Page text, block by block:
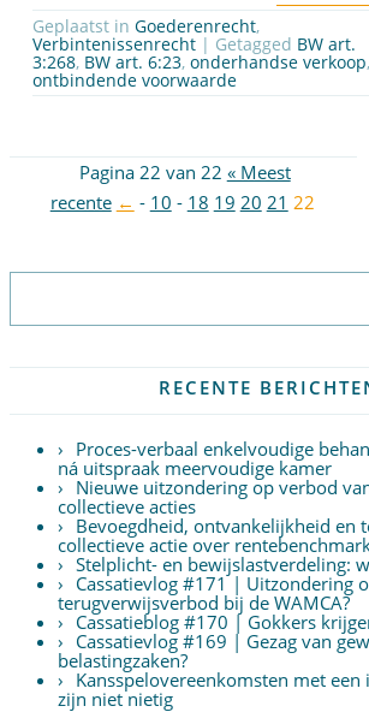
Geplaatst in Goederenrecht,
Verbintenissenrecht | Getagged BW art.
3:268, BW art. 6:23, onderhandse verkoop,
ontbindende voorwaarde
Pagina 22 van 22 « Meest
recente ← - 10 - 18 19 20 21 22
RECENTE
Proces-verbaal enkelvoudige
ná uitspraak meervoudige kamer
Nieuwe uitzondering op verbod
collectieve acties
Bevoegdheid, ontvankelijkheid en
collectieve actie over
Stelplicht- en bewijslastverdeling:
Cassatievlog #171 | Uitzondering
terugverwijsverbod bij de WAMCA?
Cassatieblog #170 | Gokkers
Cassatievlog #169 | Gezag van
belastingzaken?
Kansspelovereenkomsten met een
zijn niet nietig